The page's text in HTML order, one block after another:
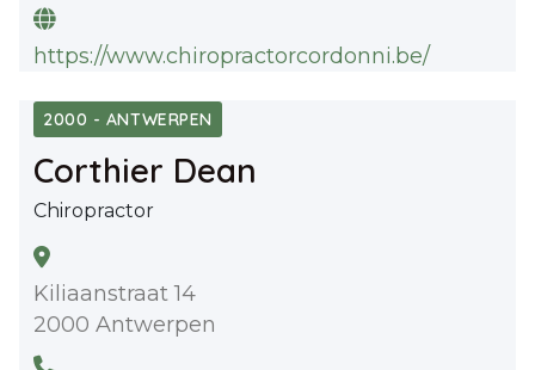
https://www.chiropractorcordonni.be/
2000 - ANTWERPEN
Corthier Dean
Chiropractor
Kiliaanstraat 14
2000 Antwerpen